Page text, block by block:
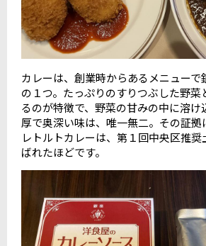
カレーは、創業時からあるメニューで
の１つ。たっぷりのすりつぶした野菜
るのが特徴で、野菜の甘みの中に溶け
厚で奥深い味は、唯一無二。その証拠
レトルトカレーは、第１回中央区推
ばれたほどです。